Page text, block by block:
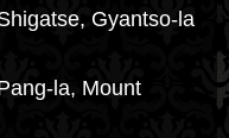
Gyantso-la
la, Mount